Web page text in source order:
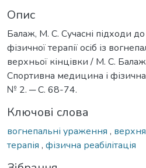
Опис
Балаж, М. С. Сучасні підходи до
фізичної терапії осіб із
верхньої кінцівки / М. С.
Спортивна медицина і фізична
№ 2. ─ С. 68-74.
Ключові слова
вогнепальні ураження ,
терапія , фізична реабілітація